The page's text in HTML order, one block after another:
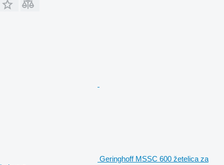
Geringhoff MSSC 600 žetelica za